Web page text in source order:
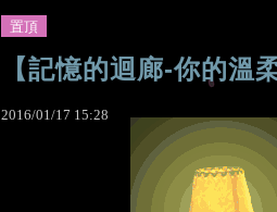
置頂
【記憶的迴廊-你的溫
2016/01/17 15:28